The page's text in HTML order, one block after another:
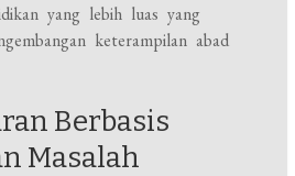
yang lebih luas yang
keterampilan abad
Berbasis
Masalah